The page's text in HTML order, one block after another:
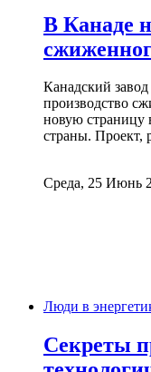
В Канаде
Канадский
производство
новую страницу
страны. Проект,
Среда, 25 Июнь
Люди в
Секреты